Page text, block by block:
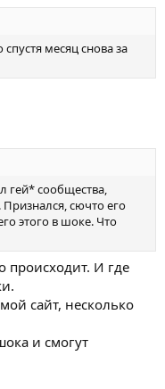
месяц снова за
гей* сообщества,
сючто его
этого в шоке. Что
происходит. И где
сайт, несколько
и смогут